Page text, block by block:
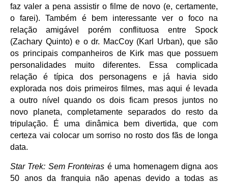
faz valer a pena assistir o filme de novo (e, certamente,
o farei). Também é bem interessante ver o foco na
relação amigável porém conflituosa entre Spock
(Zachary Quinto) e o dr. MacCoy (Karl Urban), que são
os principais companheiros de Kirk mas que possuem
personalidades muito diferentes. Essa complicada
relação é típica dos personagens e já havia sido
explorada nos dois primeiros filmes, mas aqui é levada
a outro nível quando os dois ficam presos juntos no
novo planeta, completamente separados do resto da
tripulação. É uma dinâmica bem divertida, que com
certeza vai colocar um sorriso no rosto dos fãs de longa
data.
Star Trek: Sem Fronteiras é uma homenagem digna aos
50 anos da franquia não apenas devido a todas as